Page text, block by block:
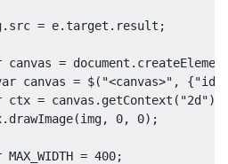
. src = e.target . result ;
canvas = document .
canvas = $("<canvas>",
ctx = canvas . getContext ( "2d");
. drawImage(img, 0, 0);
MAX_WIDTH = 400;